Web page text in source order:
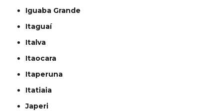
Iguaba Grande
Itaguaí
Italva
Itaocara
Itaperuna
Itatiaia
Japeri